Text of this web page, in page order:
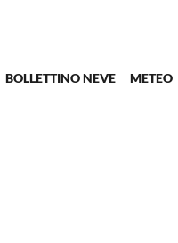
BOLLETTINO NEVE METEO